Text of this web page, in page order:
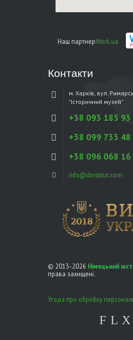
Наш партнер:Work.ua
Контакти
м. Харків, вул.
"Історичний музей"
+38 093 185 93
+38 099 733 48
+38 096 068 16
info@dinstitut.com
© 2013-2026 Німецький
права захищені.
Угода про обробку
F L X